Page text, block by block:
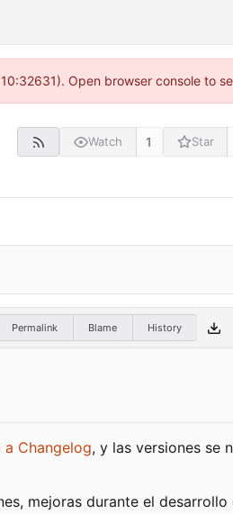
Open browser console to
Watch 1 Star
Permalink Blame History
a Changelog, y las versiones se
mejoras durante el